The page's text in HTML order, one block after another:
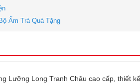
Bộ Ấm Trà Quà Tặng
Lưỡng Long Tranh Châu cao cấp, thiết